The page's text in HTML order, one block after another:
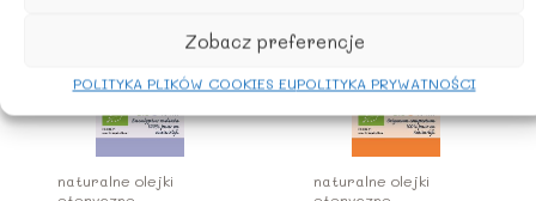
Zobacz preferencje
POLITYKA PLIKÓW COOKIES EUPOLITYKA PRYWATNOŚCI
naturalne olejki
naturalne olejki